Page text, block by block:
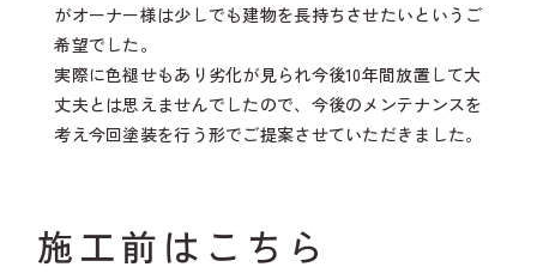
がオーナー様は少しでも建物を長持ちさせたいというご
希望でした。
実際に色褪せもあり劣化が見られ今後10年間放置して大
丈夫とは思えませんでしたので、今後のメンテナンスを
考え今回塗装を行う形でご提案させていただきました。
施工前はこちら